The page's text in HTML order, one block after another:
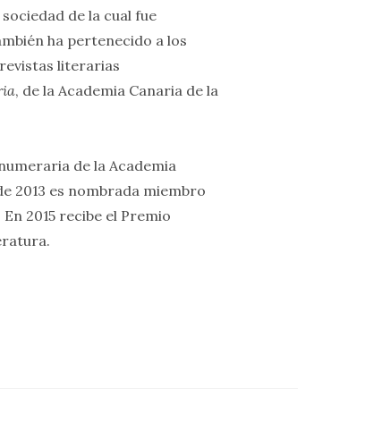
de la cual fue
ha pertenecido a los
literarias
, de la Academia Canaria de la
de la Academia
2013 es nombrada miembro
En 2015 recibe el Premio